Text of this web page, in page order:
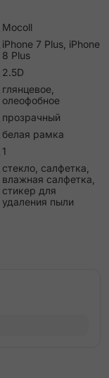
Mocoll
iPhone 7 Plus, iPhone
8 Plus
2.5D
глянцевое,
олеофобное
прозрачный
белая рамка
1
стекло, салфетка,
влажная салфетка,
стикер для
удаления пыли